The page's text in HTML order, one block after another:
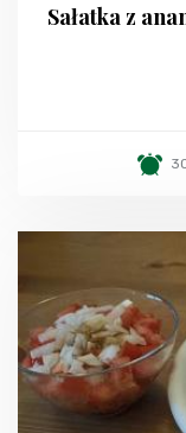
Sałatka z